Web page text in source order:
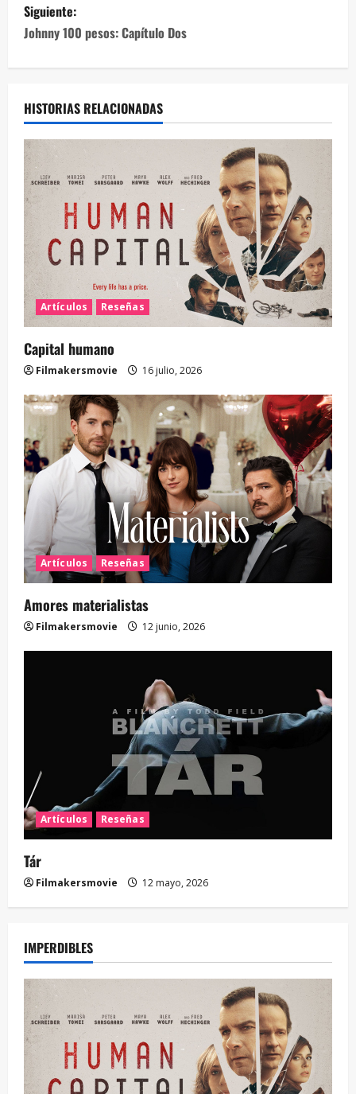
Siguiente:
Johnny 100 pesos: Capítulo Dos
HISTORIAS RELACIONADAS
Artículos Reseñas
Capital humano
Filmakersmovie 16 julio, 2026
Artículos Reseñas
Amores materialistas
Filmakersmovie 12 junio, 2026
Artículos Reseñas
Tár
Filmakersmovie 12 mayo, 2026
IMPERDIBLES